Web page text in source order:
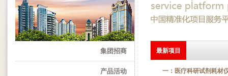
集团招商
产品活动
最新项目
一：医疗科研试剂耗材